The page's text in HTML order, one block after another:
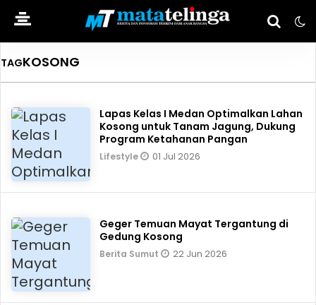
TAGKOSONG
Lapas Kelas I Medan Optimalkan Lahan
Kosong untuk Tanam Jagung, Dukung
Program Ketahanan Pangan
Lifestyle 01 Jul 2026
Geger Temuan Mayat Tergantung di
Gedung Kosong
Berita Sumut 22 Jun 2026